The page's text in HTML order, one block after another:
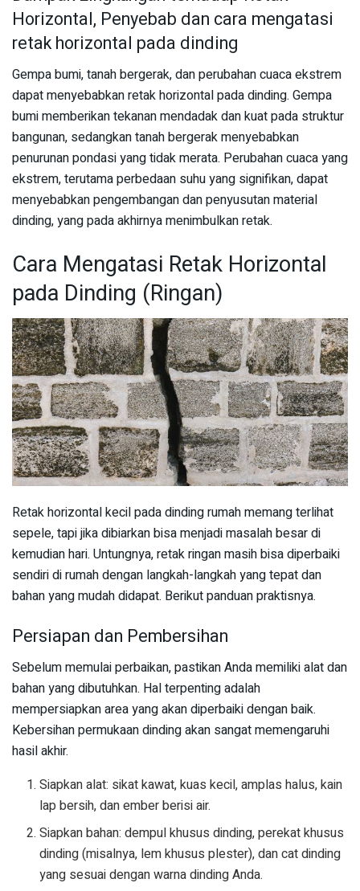
Horizontal, Penyebab dan cara mengatasi
retak horizontal pada dinding
Gempa bumi, tanah bergerak, dan perubahan cuaca ekstrem
dapat menyebabkan retak horizontal pada dinding. Gempa
bumi memberikan tekanan mendadak dan kuat pada struktur
bangunan, sedangkan tanah bergerak menyebabkan
penurunan pondasi yang tidak merata. Perubahan cuaca yang
ekstrem, terutama perbedaan suhu yang signifikan, dapat
menyebabkan pengembangan dan penyusutan material
dinding, yang pada akhirnya menimbulkan retak.
Cara Mengatasi Retak Horizontal
pada Dinding (Ringan)
Retak horizontal kecil pada dinding rumah memang terlihat
sepele, tapi jika dibiarkan bisa menjadi masalah besar di
kemudian hari. Untungnya, retak ringan masih bisa diperbaiki
sendiri di rumah dengan langkah-langkah yang tepat dan
bahan yang mudah didapat. Berikut panduan praktisnya.
Persiapan dan Pembersihan
Sebelum memulai perbaikan, pastikan Anda memiliki alat dan
bahan yang dibutuhkan. Hal terpenting adalah
mempersiapkan area yang akan diperbaiki dengan baik.
Kebersihan permukaan dinding akan sangat memengaruhi
hasil akhir.
Siapkan alat: sikat kawat, kuas kecil, amplas halus, kain
lap bersih, dan ember berisi air.
Siapkan bahan: dempul khusus dinding, perekat khusus
dinding (misalnya, lem khusus plester), dan cat dinding
yang sesuai dengan warna dinding Anda.